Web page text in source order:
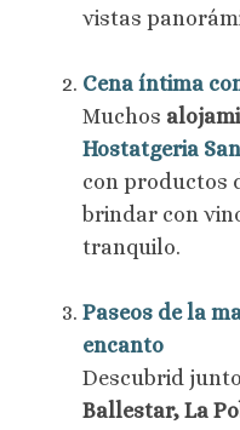
vistas
Cena íntima
Muchos
Hostatgeria
con productos
brindar con
tranquilo.
Paseos de la
encanto
Descubrid
Ballestar, La